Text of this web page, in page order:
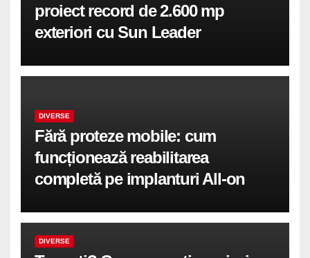
proiect record de 2.600 mp
exteriori cu Sun Leader
DIVERSE
Fără proteze mobile: cum
funcționează reabilitarea
completă pe implanturi All-on
DIVERSE